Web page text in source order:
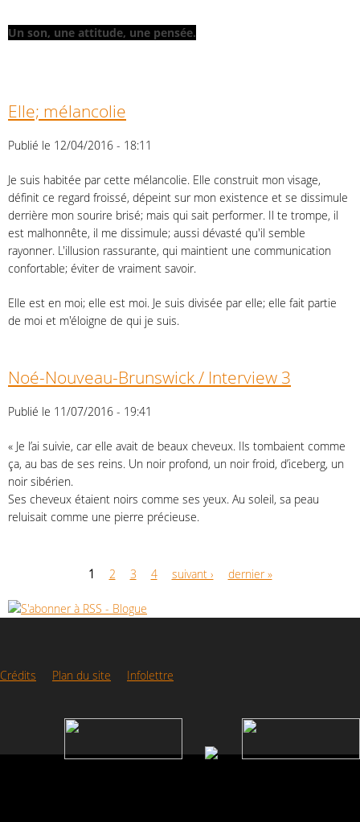
Un son, une attitude, une pensée.
Elle; mélancolie
Publié le 12/04/2016 - 18:11
Je suis habitée par cette mélancolie. Elle construit mon visage,
définit ce regard froissé, dépeint sur mon existence et se dissimule
derrière mon sourire brisé; mais qui sait performer. Il te trompe, il
est malhonnête, il me dissimule; aussi dévasté qu'il semble
rayonner. L'illusion rassurante, qui maintient une communication
confortable; éviter de vraiment savoir.
Elle est en moi; elle est moi. Je suis divisée par elle; elle fait partie
de moi et m'éloigne de qui je suis.
Noé-Nouveau-Brunswick / Interview 3
Publié le 11/07/2016 - 19:41
« Je l’ai suivie, car elle avait de beaux cheveux. Ils tombaient comme
ça, au bas de ses reins. Un noir profond, un noir froid, d’iceberg, un
noir sibérien.
Ses cheveux étaient noirs comme ses yeux. Au soleil, sa peau
reluisait comme une pierre précieuse.
1 2 3 4 suivant › dernier »
Crédits Plan du site Infolettre